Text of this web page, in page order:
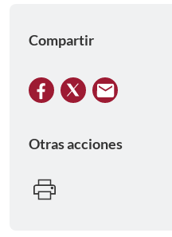
Compartir
Otras acciones